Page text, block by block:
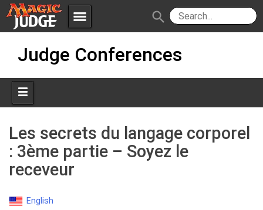
menu
Apps JudgeApps
Forum
Judges
Policies IPG
JAR
search
Judge Conferences
Les secrets du langage corporel
: 3ème partie – Soyez le
receveur
English